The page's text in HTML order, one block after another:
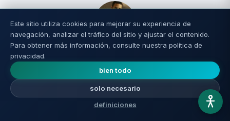
Nir Nagar
biohacker con más de 20 años de experiencia
práctica en investigación de la longevidad,
suplementos y optimización de la salud. Investiga
cada tema en profundidad antes de publicar, califica
Este sitio utiliza cookies para mejorar su experiencia de
navegación, analizar el tráfico del sitio y ajustar el contenido.
Para obtener más información, consulte nuestra política de
privacidad.
bien todo
solo necesario
definiciones